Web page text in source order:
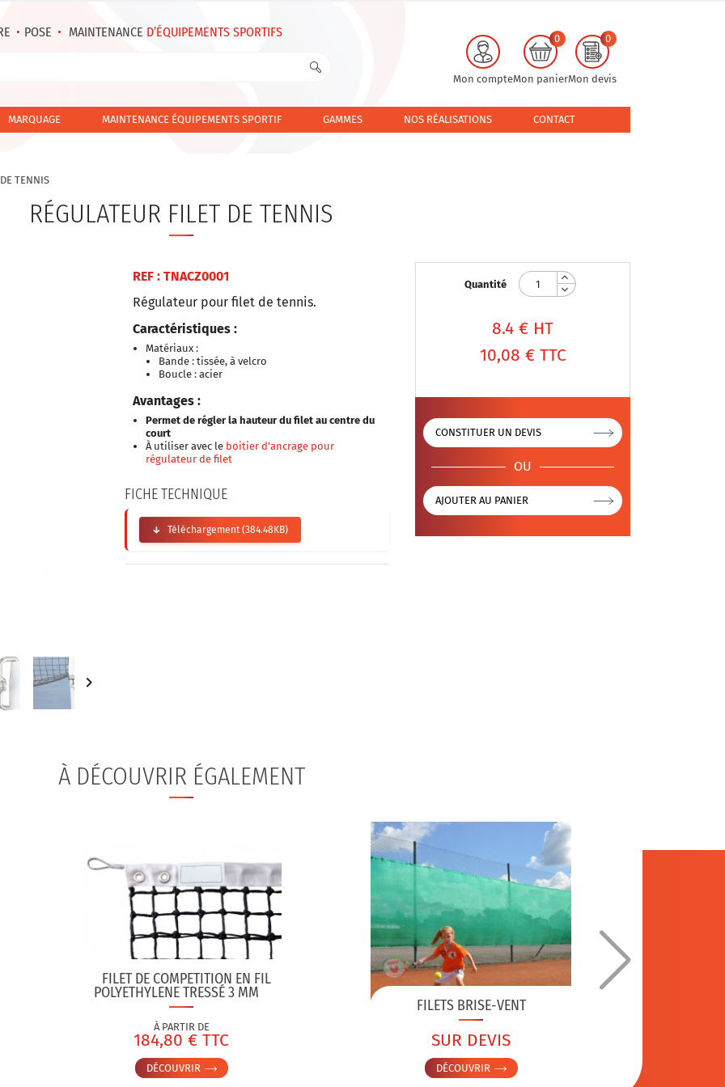
• POSE • MAINTENANCE D’ÉQUIPEMENTS SPORTIFS
Mon compteMon panier
0
Mon devis
0
MARQUAGE MAINTENANCE ÉQUIPEMENTS SPORTIF GAMMES NOS RÉALISATIONS CONTACT
TENNIS
RÉGULATEUR FILET DE TENNIS

REF : TNACZ0001
Régulateur pour filet de tennis.
Caractéristiques :
Matériaux :
Bande : tissée, à velcro
Boucle : acier
Avantages :
Permet de régler la hauteur du filet au centre du
court
À utiliser avec le boitier d'ancrage pour
régulateur de filet
FICHE TECHNIQUE
Téléchargement (384.48KB)
Quantité
8.4 € HT
10,08 € TTC
CONSTITUER UN DEVIS
OU
AJOUTER AU PANIER
À DÉCOUVRIR ÉGALEMENT
FILET DE COMPETITION EN FIL
POLYETHYLENE TRESSÉ 3 MM
À PARTIR DE
184,80 € TTC
DÉCOUVRIR
FILETS BRISE-VENT
SUR DEVIS
DÉCOUVRIR